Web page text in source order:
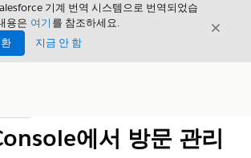
기계 번역 시스템으로 번역되었습
용은 여기 를 참조하세요.
지금 안 함
닫기
에서 방문 관리